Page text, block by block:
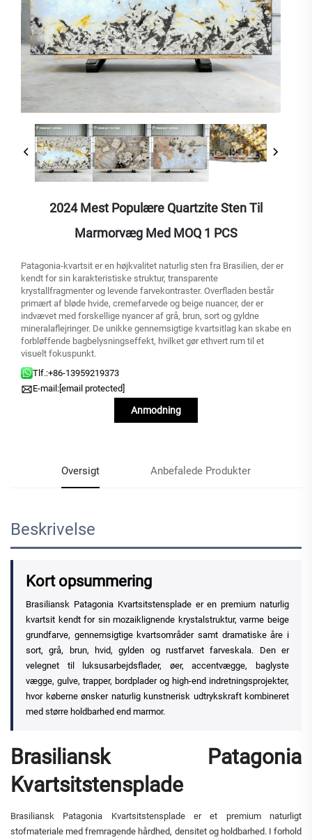
2024 Mest Populære Quartzite Sten Til
Marmorvæg Med MOQ 1 PCS
Patagonia-kvartsit er en højkvalitet naturlig sten fra Brasilien, der er
kendt for sin karakteristiske struktur, transparente
krystallfragmenter og levende farvekontraster. Overfladen består
primært af bløde hvide, cremefarvede og beige nuancer, der er
indvævet med forskellige nyancer af grå, brun, sort og gyldne
mineralaflejringer. De unikke gennemsigtige kvartsitlag kan skabe en
forbløffende bagbelysningseffekt, hvilket gør ethvert rum til et
visuelt fokuspunkt.
Tlf.:+86-13959219373
E-mail: [email protected]
Anmodning
Oversigt Anbefalede Produkter
Beskrivelse
Kort opsummering
Brasiliansk Patagonia Kvartsitstensplade er en premium naturlig
kvartsit kendt for sin mozaiklignende krystalstruktur, varme beige
grundfarve, gennemsigtige kvartsområder samt dramatiske åre i
sort, grå, brun, hvid, gylden og rustfarvet farveskala. Den er
velegnet til luksusarbejdsflader, øer, accentvægge, baglyste
vægge, gulve, trapper, bordplader og high-end indretningsprojekter,
hvor køberne ønsker naturlig kunstnerisk udtrykskraft kombineret
med større holdbarhed end marmor.
Brasiliansk Patagonia
Kvartsitstensplade
Brasiliansk Patagonia Kvartsitstensplade er et premium naturligt
stofmateriale med fremragende hårdhed, densitet og holdbarhed. I forhold